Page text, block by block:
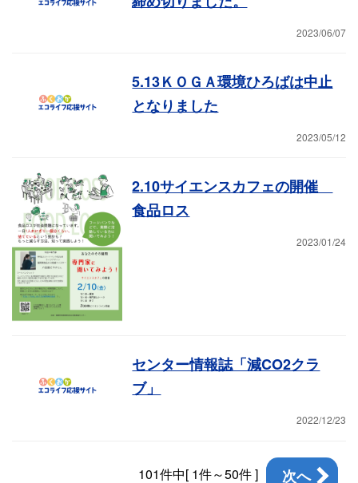
2023/06/07
5.13ＫＯＧＡ環境ひろばは中止
となりました
2023/05/12
2.10サイエンスカフェの開催
食品ロス
2023/01/24
センター情報誌「減CO2クラ
ブ」
2022/12/23
101件中[ 1件～50件 ] 次へ